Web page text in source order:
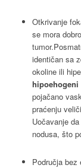
Otkrivanje
se mora
tumor.
identičan sa
okoline ili
hipoehogeni
pojačano
praćenju
Uočavanje
nodusa, što
Područja bez